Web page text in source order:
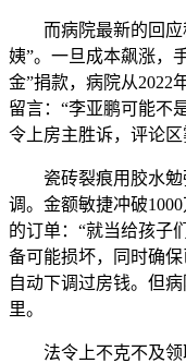
而病院最新的回应
姨”。一旦成本飙涨，
金”捐款，病院从2022
留言：“李亚鹏可能不
令上房主胜诉，评论区
瓷砖裂痕用胶水勉
调。金额敏捷冲破
的订单：“就当给孩子
备可能损坏，同时确
自动下调过房钱。但
里。
法令上不克不及领